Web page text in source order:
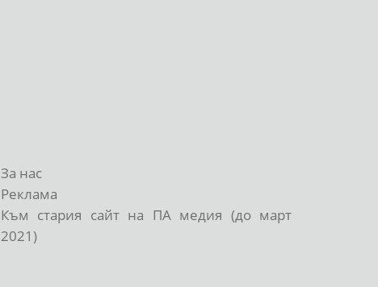
За нас
Реклама
Към стария сайт на ПА медия (до март
2021)